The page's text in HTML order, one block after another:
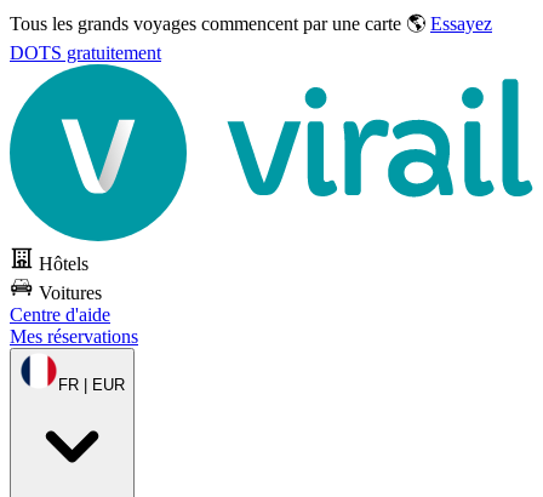
Tous les grands voyages commencent par une carte 🌎 Essayez
DOTS gratuitement
Hôtels
Voitures
Centre d'aide
Mes réservations
FR | EUR